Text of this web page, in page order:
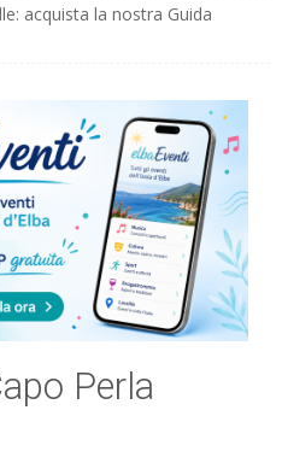
acquista la nostra Guida
Perla